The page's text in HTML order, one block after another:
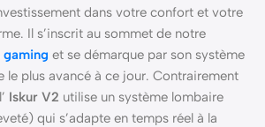
dans votre confort et votre
Il s’inscrit au sommet de notre
gaming et se démarque par son système
le plus avancé à ce jour. Contrairement
Iskur V2 utilise un système lombaire
qui s’adapte en temps réel à la